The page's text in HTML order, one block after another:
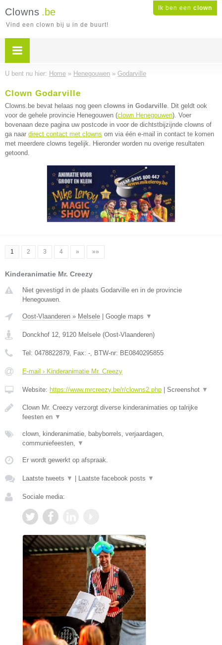
Ik ben een clown
Clowns .be
Vind een clown bij u in de buurt!
U bent nu hier: Home » Henegouwen » Godarville
Clown Godarville
Clowns.be bevat helaas nog geen clowns in Godarville. Dit geldt ook
voor de gehele provincie Henegouwen (clown Henegouwen). Voer
bovenaan deze pagina uw postcode in voor de dichtstbijzijnde clowns of
ga naar direct contact met clowns om via één e-mail in contact te komen
met meerdere clowns tegelijk. Hieronder worden nu overige resultaten
getoond.
1 2 3 4 » »»
Kinderanimatie Mr. Creezy
Niet gevestigd in de plaats Godarville en in de provincie
Henegouwen.
Oost-Vlaanderen » Melsele Google maps ▼
Donckhof 12, 9120 Melsele (Oost-Vlaanderen)
Tel: 0478822879, Fax: -, BTW-nr: BE0840295855
E-mail › Kinderanimatie Mr. Creezy
Website: https://www.mrcreezy.be/r/clowns2.php Screenshot ▼
Clown Mr. Creezy verzorgt diverse kinderanimaties op talrijke
feesten en ▼
clown, kinderanimatie, babyborrels, verjaardagen,
communiefeesten, ▼
Er wordt gewerkt op afspraak.
Laatste tweets ▼ Laatste facebook posts ▼
Sociale media: